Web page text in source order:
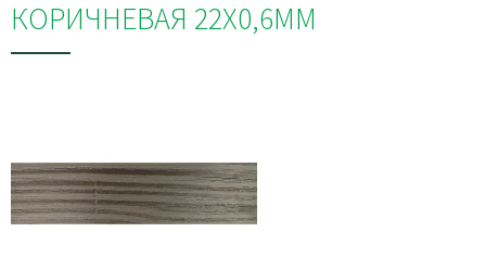
КОРИЧНЕВАЯ 22Х0,6ММ